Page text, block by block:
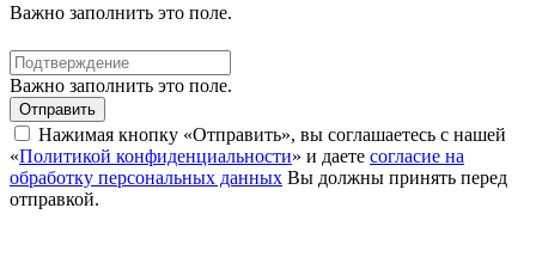
Важно заполнить это поле.
Важно заполнить это поле.
Отправить
Нажимая кнопку «Отправить», вы соглашаетесь с нашей
«Политикой конфиденциальности» и даете согласие на
обработку персональных данных Вы должны принять перед
отправкой.